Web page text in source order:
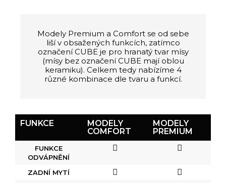
Modely Premium a Comfort se od sebe
liší v obsažených funkcích, zatímco
označení CUBE je pro hranatý tvar mísy
(mísy bez označení CUBE mají oblou
keramiku). Celkem tedy nabízíme 4
různé kombinace dle tvaru a funkcí.
FUNKCE
MODELY
COMFORT
MODELY
PREMIUM
FUNKCE
ODVÁPNĚNÍ
ZADNÍ MYTÍ